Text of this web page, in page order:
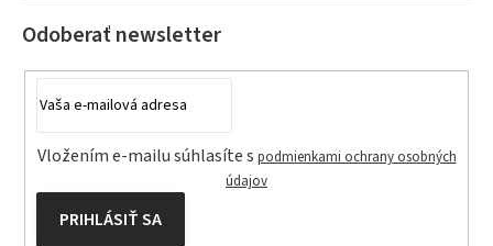
Odoberať newsletter
Vložením e-mailu súhlasíte s podmienkami ochrany osobných
údajov
PRIHLÁSIŤ SA